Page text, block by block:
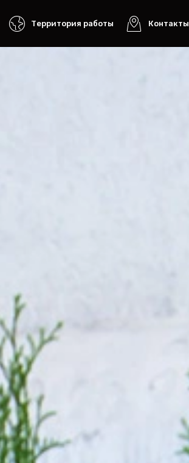
Территория работы Контакты